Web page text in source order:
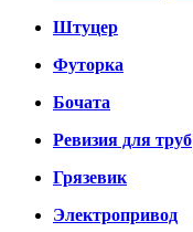
Штуцер
Футорка
Бочата
Ревизия для труб
Грязевик
Электропривод